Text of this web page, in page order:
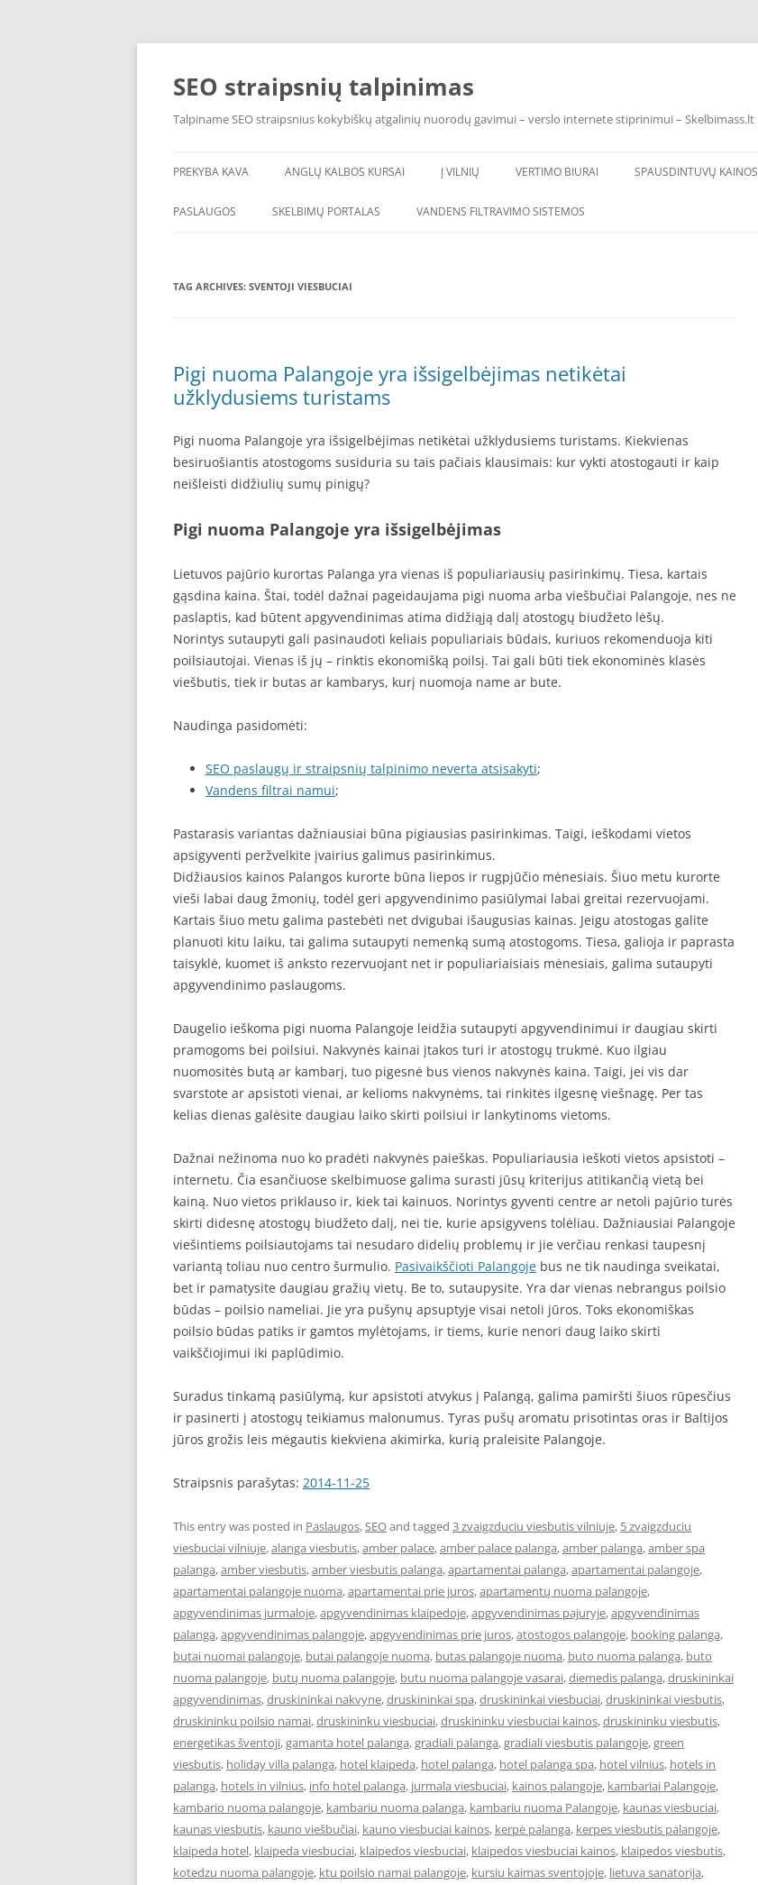
Skip
SEO straipsnių talpinimas
Talpiname SEO straipsnius kokybiškų atgalinių nuorodų gavimui – verslo internete stiprinimui – Skelbimass.lt
PREKYBA KAVA ANGLŲ KALBOS KURSAI Į VILNIŲ VERTIMO BIURAI SPAUSDINTUVŲ KAINOS
PASLAUGOS SKELBIMŲ PORTALAS VANDENS FILTRAVIMO SISTEMOS
TAG ARCHIVES: SVENTOJI VIESBUCIAI
Pigi nuoma Palangoje yra išsigelbėjimas netikėtai
užklydusiems turistams
Pigi nuoma Palangoje yra išsigelbėjimas netikėtai užklydusiems turistams. Kiekvienas
besiruošiantis atostogoms susiduria su tais pačiais klausimais: kur vykti atostogauti ir kaip
neišleisti didžiulių sumų pinigų?
Pigi nuoma Palangoje yra išsigelbėjimas
Lietuvos pajūrio kurortas Palanga yra vienas iš populiariausių pasirinkimų. Tiesa, kartais
gąsdina kaina. Štai, todėl dažnai pageidaujama pigi nuoma arba viešbučiai Palangoje, nes ne
paslaptis, kad būtent apgyvendinimas atima didžiąją dalį atostogų biudžeto lėšų.
Norintys sutaupyti gali pasinaudoti keliais populiariais būdais, kuriuos rekomenduoja kiti
poilsiautojai. Vienas iš jų – rinktis ekonomišką poilsį. Tai gali būti tiek ekonominės klasės
viešbutis, tiek ir butas ar kambarys, kurį nuomoja name ar bute.
Naudinga pasidomėti:
SEO paslaugų ir straipsnių talpinimo neverta atsisakyti;
Vandens filtrai namui;
Pastarasis variantas dažniausiai būna pigiausias pasirinkimas. Taigi, ieškodami vietos
apsigyventi peržvelkite įvairius galimus pasirinkimus.
Didžiausios kainos Palangos kurorte būna liepos ir rugpjūčio mėnesiais. Šiuo metu kurorte
vieši labai daug žmonių, todėl geri apgyvendinimo pasiūlymai labai greitai rezervuojami.
Kartais šiuo metu galima pastebėti net dvigubai išaugusias kainas. Jeigu atostogas galite
planuoti kitu laiku, tai galima sutaupyti nemenką sumą atostogoms. Tiesa, galioja ir paprasta
taisyklė, kuomet iš anksto rezervuojant net ir populiariaisiais mėnesiais, galima sutaupyti
apgyvendinimo paslaugoms.
Daugelio ieškoma pigi nuoma Palangoje leidžia sutaupyti apgyvendinimui ir daugiau skirti
pramogoms bei poilsiui. Nakvynės kainai įtakos turi ir atostogų trukmė. Kuo ilgiau
nuomositės butą ar kambarį, tuo pigesnė bus vienos nakvynės kaina. Taigi, jei vis dar
svarstote ar apsistoti vienai, ar kelioms nakvynėms, tai rinkitės ilgesnę viešnagę. Per tas
kelias dienas galėsite daugiau laiko skirti poilsiui ir lankytinoms vietoms.
Dažnai nežinoma nuo ko pradėti nakvynės paieškas. Populiariausia ieškoti vietos apsistoti –
internetu. Čia esančiuose skelbimuose galima surasti jūsų kriterijus atitikančią vietą bei
kainą. Nuo vietos priklauso ir, kiek tai kainuos. Norintys gyventi centre ar netoli pajūrio turės
skirti didesnę atostogų biudžeto dalį, nei tie, kurie apsigyvens tolėliau. Dažniausiai Palangoje
viešintiems poilsiautojams tai nesudaro didelių problemų ir jie verčiau renkasi taupesnį
variantą toliau nuo centro šurmulio. Pasivaikščioti Palangoje bus ne tik naudinga sveikatai,
bet ir pamatysite daugiau gražių vietų. Be to, sutaupysite. Yra dar vienas nebrangus poilsio
būdas – poilsio nameliai. Jie yra pušynų apsuptyje visai netoli jūros. Toks ekonomiškas
poilsio būdas patiks ir gamtos mylėtojams, ir tiems, kurie nenori daug laiko skirti
vaikščiojimui iki paplūdimio.
Suradus tinkamą pasiūlymą, kur apsistoti atvykus į Palangą, galima pamiršti šiuos rūpesčius
ir pasinerti į atostogų teikiamus malonumus. Tyras pušų aromatu prisotintas oras ir Baltijos
jūros grožis leis mėgautis kiekviena akimirka, kurią praleisite Palangoje.
Straipsnis parašytas: 2014-11-25
This entry was posted in Paslaugos,SEOand tagged 3 zvaigzduciu viesbutis vilniuje, 5 zvaigzduciu
viesbuciai vilniuje,alanga viesbutis,amber palace,amber palace palanga,amber palanga,amber spa
palanga,amber viesbutis,amber viesbutis palanga,apartamentai palanga,apartamentai palangoje,
apartamentai palangoje nuoma,apartamentai prie juros,apartamentų nuoma palangoje,
apgyvendinimas jurmaloje,apgyvendinimas klaipedoje,apgyvendinimas pajuryje,apgyvendinimas
palanga,apgyvendinimas palangoje,apgyvendinimas prie juros,atostogos palangoje, booking palanga,
butai nuomai palangoje, butai palangoje nuoma, butas palangoje nuoma, buto nuoma palanga, buto
nuoma palangoje, butų nuoma palangoje, butu nuoma palangoje vasarai,diemedis palanga,druskininkai
apgyvendinimas,druskininkai nakvyne,druskininkai spa,druskininkai viesbuciai,druskininkai viesbutis,
druskininku poilsio namai,druskininku viesbuciai,druskininku viesbuciai kainos,druskininku viesbutis,
energetikas šventoji,gamanta hotel palanga,gradiali palanga,gradiali viesbutis palangoje,green
viesbutis, holiday villa palanga, hotel klaipeda, hotel palanga, hotel palanga spa, hotel vilnius, hotels in
palanga, hotels in vilnius, info hotel palanga, jurmala viesbuciai, kainos palangoje, kambariai Palangoje,
kambario nuoma palangoje, kambariu nuoma palanga, kambariu nuoma Palangoje, kaunas viesbuciai,
kaunas viesbutis, kauno viešbučiai, kauno viesbuciai kainos, kerpė palanga, kerpes viesbutis palangoje,
klaipeda hotel, klaipeda viesbuciai, klaipedos viesbuciai, klaipedos viesbuciai kainos, klaipedos viesbutis,
kotedzu nuoma palangoje, ktu poilsio namai palangoje, kursiu kaimas sventojoje, lietuva sanatorija,